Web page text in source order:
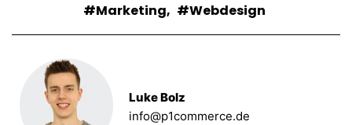
Marketing, Webdesign
Luke Bolz
info@p1commerce.de